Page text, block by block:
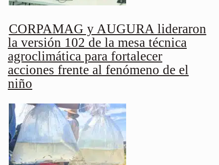
CORPAMAG y AUGURA lideraron
la versión 102 de la mesa técnica
agroclimática para fortalecer
acciones frente al fenómeno de el
niño